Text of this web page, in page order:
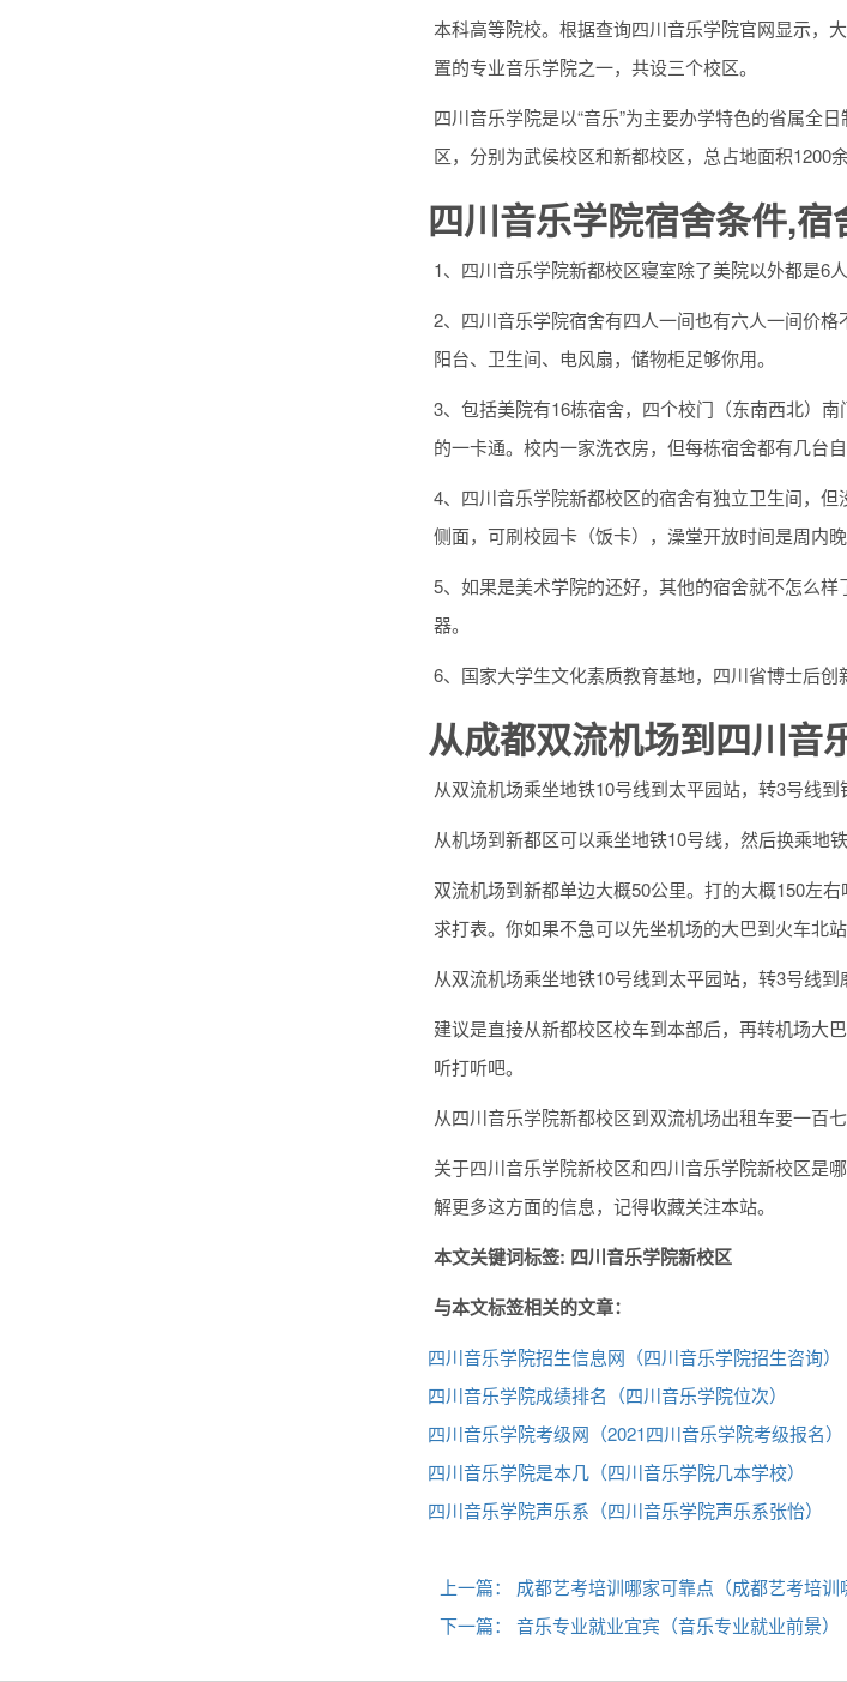
本科高等院校。根据查询四川音乐学院官网显示，
置的专业音乐学院之一，共设三个校区。
四川音乐学院是以“音乐”为主要办学特色的省属全
区，分别为武侯校区和新都校区，总占地面积1200
四川音乐学院宿舍条件,
1、四川音乐学院新都校区寝室除了美院以外都是6
2、四川音乐学院宿舍有四人一间也有六人一间价
阳台、卫生间、电风扇，储物柜足够你用。
3、包括美院有16栋宿舍，四个校门（东南西北）
的一卡通。校内一家洗衣房，但每栋宿舍都有几台
4、四川音乐学院新都校区的宿舍有独立卫生间，
侧面，可刷校园卡（饭卡），澡堂开放时间是周内
5、如果是美术学院的还好，其他的宿舍就不怎么
器。
6、国家大学生文化素质教育基地，四川省博士后创
从成都双流机场到四川音
从双流机场乘坐地铁10号线到太平园站，转3号线
从机场到新都区可以乘坐地铁10号线，然后换乘地
双流机场到新都单边大概50公里。打的大概150左
求打表。你如果不急可以先坐机场的大巴到火车北
从双流机场乘坐地铁10号线到太平园站，转3号线
建议是直接从新都校区校车到本部后，再转机场大
听打听吧。
从四川音乐学院新都校区到双流机场出租车要一百七
关于四川音乐学院新校区和四川音乐学院新校区是
解更多这方面的信息，记得收藏关注本站。
本文关键词标签: 四川音乐学院新校区
与本文标签相关的文章：
四川音乐学院招生信息网（四川音乐学院招生咨询）
四川音乐学院成绩排名（四川音乐学院位次）
四川音乐学院考级网（2021四川音乐学院考级报名）
四川音乐学院是本几（四川音乐学院几本学校）
四川音乐学院声乐系（四川音乐学院声乐系张怡）
上一篇：
成都艺考培训哪家可靠点（成都艺考培训
下一篇：
音乐专业就业宜宾（音乐专业就业前景）